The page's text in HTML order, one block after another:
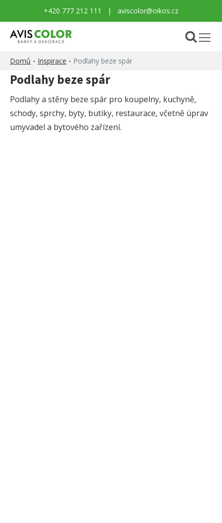
+420 777 212 111 | aviscolor@oikos.cz
Domů - Inspirace - Podlahy beze spár
Podlahy beze spár
Podlahy a stěny beze spár pro koupelny, kuchyně,
schody, sprchy, byty, butiky, restaurace, včetně úprav
umyvadel a bytového zařízení.